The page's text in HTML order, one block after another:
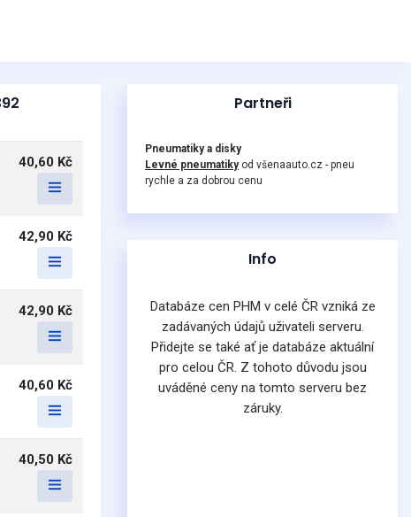
40,60 Kč
42,90 Kč
42,90 Kč
40,60 Kč
40,50 Kč
Partneři
Pneumatiky a disky
Levné pneumatikyod všenaauto.cz - pneu
rychle a za dobrou cenu
Info
Databáze cen PHM v celé ČR vzniká ze
zadávaných údajů uživateli serveru.
Přidejte se také ať je databáze aktuální
pro celou ČR. Z tohoto důvodu jsou
uváděné ceny na tomto serveru bez
záruky.